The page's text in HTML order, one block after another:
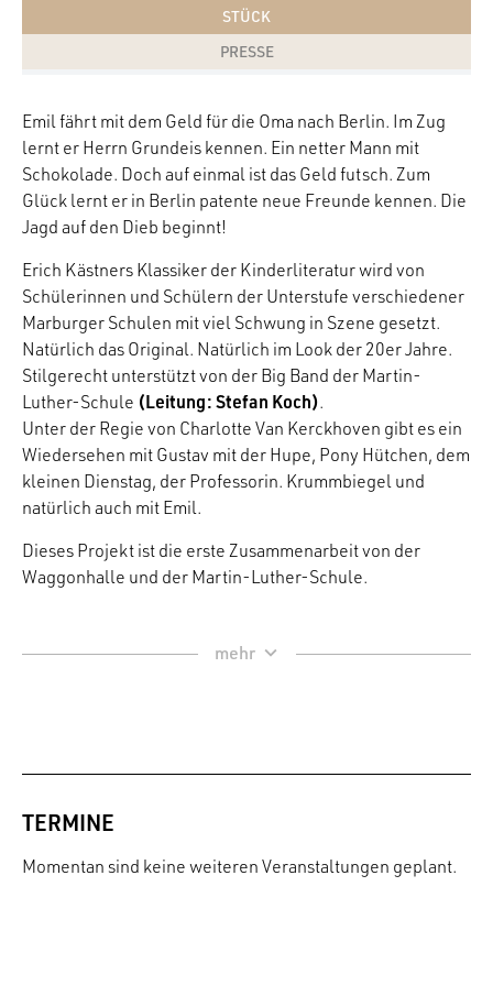
STÜCK
PRESSE
Emil fährt mit dem Geld für die Oma nach Berlin. Im Zug
lernt er Herrn Grundeis kennen. Ein netter Mann mit
Schokolade. Doch auf einmal ist das Geld futsch. Zum
Glück lernt er in Berlin patente neue Freunde kennen. Die
Jagd auf den Dieb beginnt!
Erich Kästners Klassiker der Kinderliteratur wird von
Schülerinnen und Schülern der Unterstufe verschiedener
Marburger Schulen mit viel Schwung in Szene gesetzt.
Natürlich das Original. Natürlich im Look der 20er Jahre.
Stilgerecht unterstützt von der Big Band der Martin-
Luther-Schule (Leitung: Stefan Koch).
Unter der Regie von Charlotte Van Kerckhoven gibt es ein
Wiedersehen mit Gustav mit der Hupe, Pony Hütchen, dem
kleinen Dienstag, der Professorin. Krummbiegel und
natürlich auch mit Emil.
Dieses Projekt ist die erste Zusammenarbeit von der
Waggonhalle und der Martin-Luther-Schule.
TERMINE
Momentan sind keine weiteren Veranstaltungen geplant.